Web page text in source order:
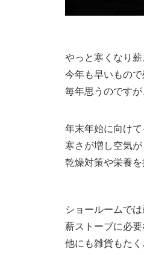
やっと寒くなり
今年も早いもので
毎年思うのです
年末年始に向けて
寒さが増し空気が
乾燥対策や栄養
ショールームで
薪ストーブに必
他にも雑貨もたく